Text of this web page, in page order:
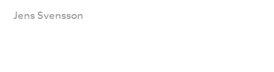
Jens Svensson